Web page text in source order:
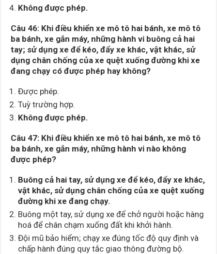
Không được phép.
Câu 46: Khi điều khiển xe mô tô hai bánh, xe mô tô
ba bánh, xe gắn máy, những hành vi buông cả hai
tay; sử dụng xe để kéo, đẩy xe khác, vật khác, sử
dụng chân chống của xe quệt xuống đường khi xe
đang chạy có được phép hay không?
Được phép.
Tuỳ trường hợp.
Không được phép.
Câu 47: Khi điều khiển xe mô tô hai bánh, xe mô tô
ba bánh, xe gắn máy, những hành vi nào không
được phép?
Buông cả hai tay, sử dụng xe để kéo, đẩy xe khác,
vật khác, sử dụng chân chống của xe quệt xuống
đường khixe đang chạy.
Buông một tay, sử dụng xe để chở người hoặc hàng
hoá để chân chạm xuống đất khi khởi hành.
Đội mũ bảo hiểm; chạy xe đúng tốc độ quy định và
chấp hành đúng quy tắc giao thông đường bộ.